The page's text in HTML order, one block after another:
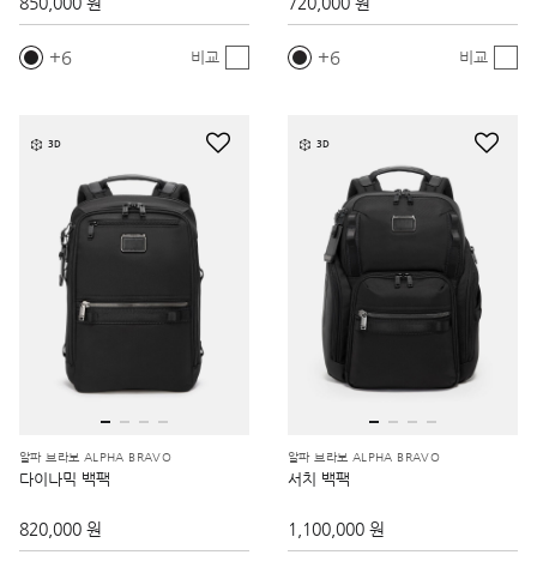
6 비교 6 비교
3D
알파 브라보 ALPHA BRAVO
다이나믹 백팩
820,000 원
3D
알파 브라보 ALPHA BRAVO
서치 백팩
1,100,000 원